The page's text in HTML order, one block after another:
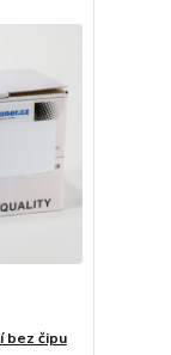
bez čipu